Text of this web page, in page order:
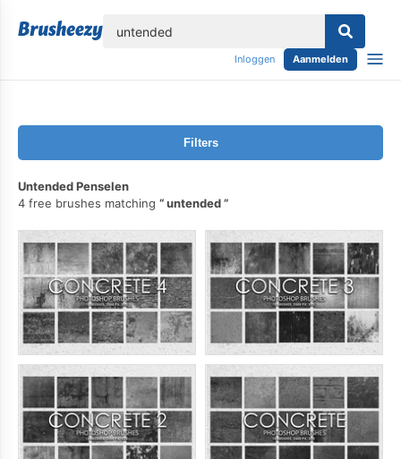
Inloggen Aanmelden
Filters
Untended Penselen
4 free brushes matching
untended